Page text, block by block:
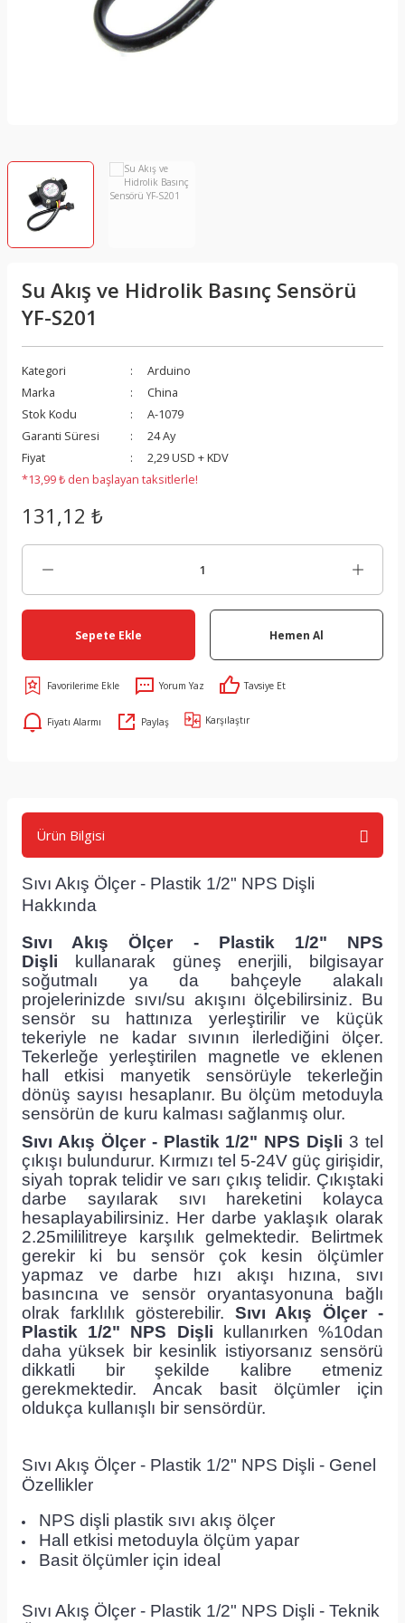
Su Akış ve Hidrolik Basınç Sensörü
YF-S201
Kategori
Arduino
Marka
China
Stok Kodu
A-1079
Garanti Süresi
24 Ay
Fiyat
2,29 USD + KDV
*13,99 ₺ den başlayan taksitlerle!
131,12 ₺
Sepete Ekle Hemen Al
Yorum Yaz Tavsiye Et
Fiyatı Alarmı Paylaş Karşılaştır
Ürün Bilgisi
Sıvı Akış Ölçer - Plastik 1/2" NPS Dişli
Hakkında
Sıvı Akış Ölçer - Plastik 1/2" NPS
Dişli kullanarak güneş enerjili, bilgisayar
soğutmalı ya da bahçeyle alakalı
projelerinizde sıvı/su akışını ölçebilirsiniz. Bu
sensör su hattınıza yerleştirilir ve küçük
tekeriyle ne kadar sıvının ilerlediğini ölçer.
Tekerleğe yerleştirilen magnetle ve eklenen
hall etkisi manyetik sensörüyle tekerleğin
dönüş sayısı hesaplanır. Bu ölçüm metoduyla
sensörün de kuru kalması sağlanmış olur.
Sıvı Akış Ölçer - Plastik 1/2" NPS Dişli3 tel
çıkışı bulundurur. Kırmızı tel 5-24V güç girişidir,
siyah toprak telidir ve sarı çıkış telidir. Çıkıştaki
darbe sayılarak sıvı hareketini kolayca
hesaplayabilirsiniz. Her darbe yaklaşık olarak
2.25mililitreye karşılık gelmektedir. Belirtmek
gerekir ki bu sensör çok kesin ölçümler
yapmaz ve darbe hızı akışı hızına, sıvı
basıncına ve sensör oryantasyonuna bağlı
olrak farklılık gösterebilir. Sıvı Akış Ölçer -
Plastik 1/2" NPS Dişli kullanırken %10dan
daha yüksek bir kesinlik istiyorsanız sensörü
dikkatli bir şekilde kalibre etmeniz
gerekmektedir. Ancak basit ölçümler için
oldukça kullanışlı bir sensördür.
Sıvı Akış Ölçer - Plastik 1/2" NPS Dişli - Genel
Özellikler
NPS dişli plastik sıvı akış ölçer
Hall etkisi metoduyla ölçüm yapar
Basit ölçümler için ideal
Sıvı Akış Ölçer - Plastik 1/2" NPS Dişli - Teknik